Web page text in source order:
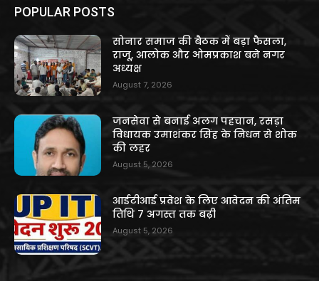
POPULAR POSTS
सोनार समाज की बैठक में बड़ा फैसला,
राजू, आलोक और ओमप्रकाश बने नगर
अध्यक्ष
August 7, 2026
जनसेवा से बनाई अलग पहचान, रसड़ा
विधायक उमाशंकर सिंह के निधन से शोक
की लहर
August 5, 2026
आईटीआई प्रवेश के लिए आवेदन की अंतिम
तिथि 7 अगस्त तक बढ़ी
August 5, 2026